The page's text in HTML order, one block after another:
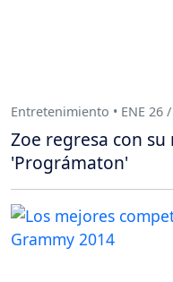
Entretenimiento • ENE 26
Zoe regresa con
'Prográmaton'